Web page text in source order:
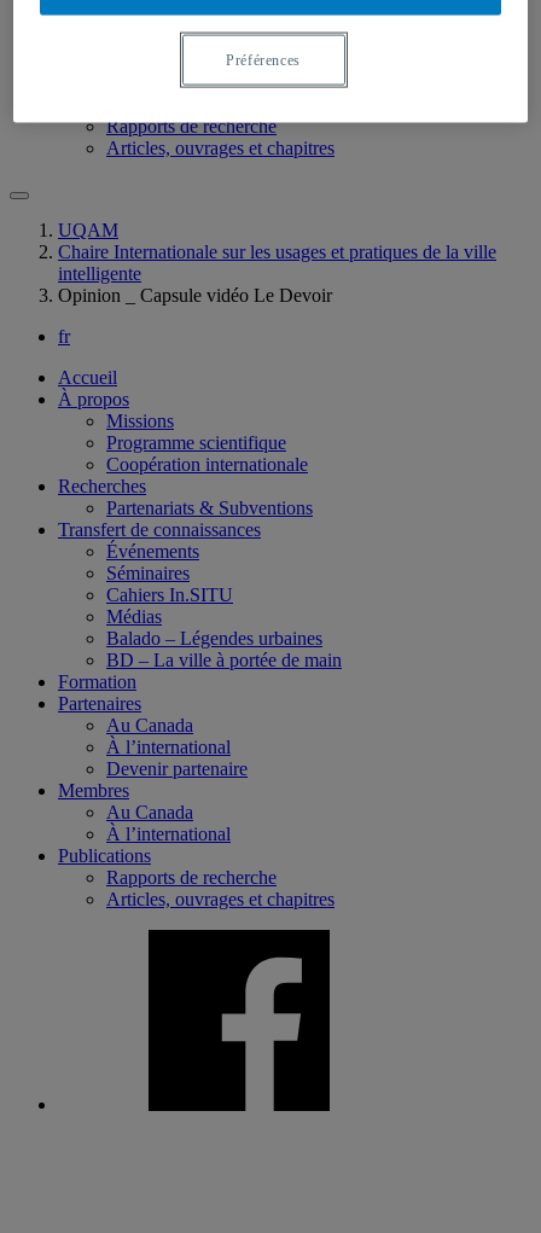
Devenir partenaire
À l’international
Rapports de recherche
Articles, ouvrages et chapitres
UQAM
Chaire Internationale sur les usages et pratiques de la ville
intelligente
Opinion _ Capsule vidéo Le Devoir
fr
Accueil
À propos
Missions
Programme scientifique
Coopération internationale
Recherches
Partenariats & Subventions
Transfert de connaissances
Événements
Séminaires
Cahiers In.SITU
Médias
Balado – Légendes urbaines
BD – La ville à portée de main
Formation
Partenaires
Au Canada
À l’international
Devenir partenaire
Membres
Au Canada
À l’international
Publications
Rapports de recherche
Articles, ouvrages et chapitres
Préférences